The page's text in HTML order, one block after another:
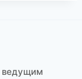
ведущим